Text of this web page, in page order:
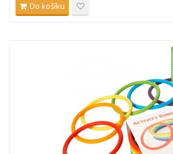
Do košíku